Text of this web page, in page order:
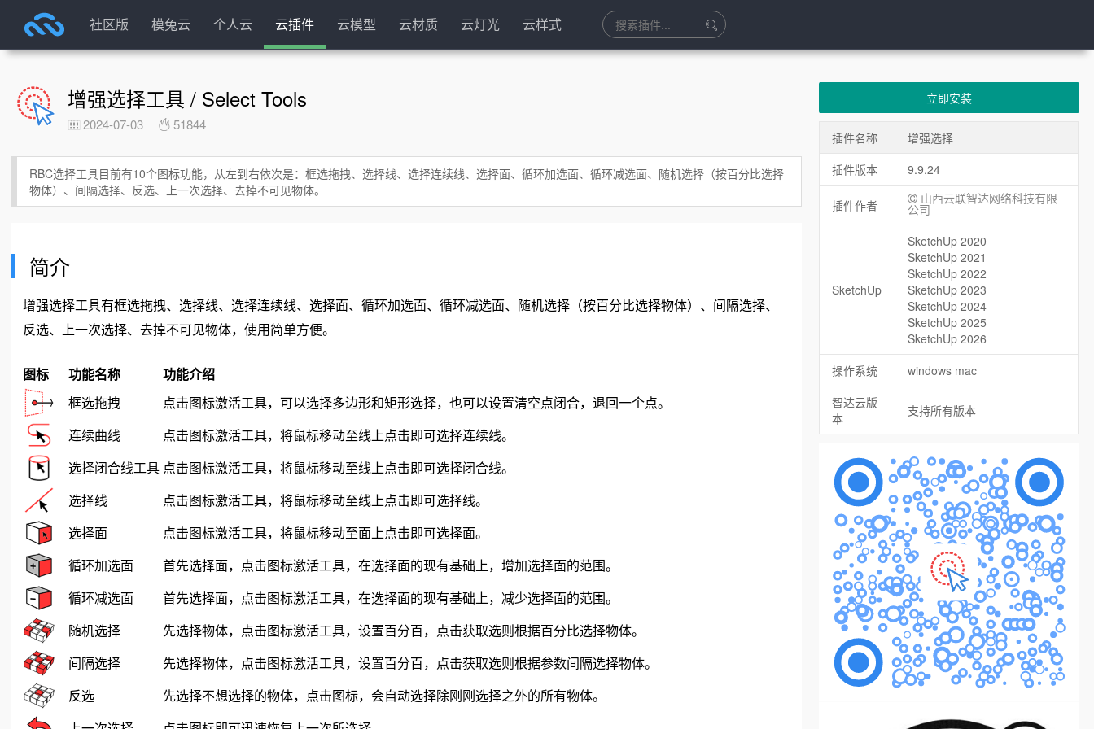
社区版 模兔云 个人云 云插件 云模型 云材质 云灯光 云样式
增强选择工具 / Select Tools
2024-07-03 51844
RBC选择工具目前有10个图标功能，从左到右依次是：框选拖拽、选择线、选择连续线、选择面、循环加选面、循环减选面、随机选择（按百分比选择
物体）、间隔选择、反选、上一次选择、去掉不可见物体。
简介
增强选择工具有框选拖拽、选择线、选择连续线、选择面、循环加选面、循环减选面、随机选择（按百分比选择物体）、间隔选择、
反选、上一次选择、去掉不可见物体，使用简单方便。
图标 功能名称
功能介绍
框选拖拽 点击图标激活工具，可以选择多边形和矩形选择，也可以设置清空点闭合，退回一个点。
连续曲线
点击图标激活工具，将鼠标移动至线上点击即可选择连续线。
选择闭合线工具 点击图标激活工具，将鼠标移动至线上点击即可选择闭合线。
选择线
点击图标激活工具，将鼠标移动至线上点击即可选择线。
选择面
点击图标激活工具，将鼠标移动至面上点击即可选择面。
循环加选面
首先选择面，点击图标激活工具，在选择面的现有基础上，增加选择面的范围。
循环减选面
首先选择面，点击图标激活工具，在选择面的现有基础上，减少选择面的范围。
随机选择
先选择物体，点击图标激活工具，设置百分百，点击获取选则根据百分比选择物体。
间隔选择
先选择物体，点击图标激活工具，设置百分百，点击获取选则根据参数间隔选择物体。
反选
先选择不想选择的物体，点击图标，会自动选择除刚刚选择之外的所有物体。
立即安装
插件名称
增强选择
插件版本
9.9.24
插件作者
山西云联智达网络科技有限
公司
SketchUp
SketchUp 2020
SketchUp 2021
SketchUp 2022
SketchUp 2023
SketchUp 2024
SketchUp 2025
SketchUp 2026
操作系统
windows mac
智达云版
本
支持所有版本